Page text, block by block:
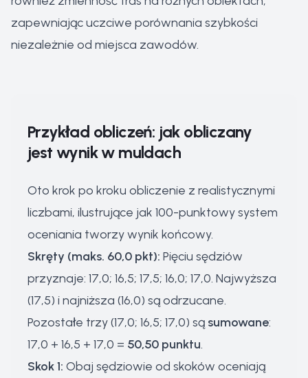
zapewniając uczciwe porównania szybkości
niezależnie od miejsca zawodów.
Przykład obliczeń: jak obliczany
jest wynik w muldach
Oto krok po kroku obliczenie z realistycznymi
liczbami, ilustrujące jak 100-punktowy system
oceniania tworzy wynik końcowy.
Skręty (maks. 60,0 pkt): Pięciu sędziów
przyznaje: 17,0; 16,5; 17,5; 16,0; 17,0. Najwyższa
(17,5) i najniższa (16,0) są odrzucane.
Pozostałe trzy (17,0; 16,5; 17,0) są sumowane:
17,0 + 16,5 + 17,0 = 50,50 punktu.
Skok 1: Obaj sędziowie od skoków oceniają